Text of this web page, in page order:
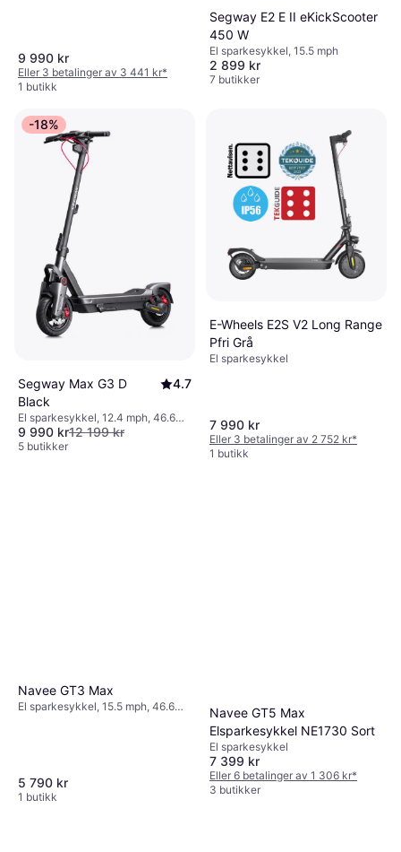
9 990 kr
Eller 3 betalinger av 3 441 kr*
1 butikk
Segway E2 E II eKickScooter
450 W
El sparkesykkel, 15.5 mph
2 899 kr
7 butikker
-18%
Segway Max G3 D
Black
4.7
El sparkesykkel, 12.4 mph, 46.6
miles Rekkevidde
9 990 kr12 199 kr
5 butikker
E-Wheels E2S V2 Long Range
Pfri Grå
El sparkesykkel
7 990 kr
Eller 3 betalinger av 2 752 kr*
1 butikk
Navee GT3 Max
El sparkesykkel, 15.5 mph, 46.6
5 790 kr
1 butikk
Navee GT5 Max
Elsparkesykkel NE1730 Sort
El sparkesykkel
7 399 kr
Eller 6 betalinger av 1 306 kr*
3 butikker